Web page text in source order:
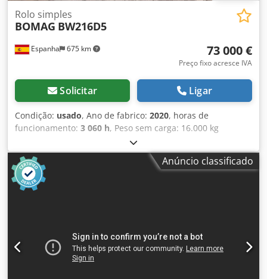
Espanha 675 km
Rolo simples
BOMAG BW216D5
73 000 €
Preço fixo acresce IVA
Solicitar Ligar
Condição: usado, Ano de fabrico: 2020, horas de
funcionamento: 3 060 h, Peso sem carga: 16.000 kg
Dimensões (C x L x A): 622 x 230 x 299 cm Tipo de motor:
Deutz DEUTZ TCD4.1 L-4 = Outras opções e acessórios =
Crodpfx Asygu Rvskwef - Aquecimento do assento
Anúncio classificado